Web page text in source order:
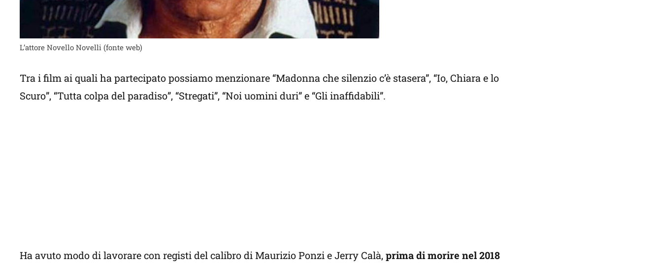
L’attore Novello Novelli (fonte web)
Tra i film ai quali ha partecipato possiamo menzionare “Madonna che silenzio c’è stasera”, “Io, Chiara e lo
Scuro”, “Tutta colpa del paradiso”, “Stregati”, “Noi uomini duri” e “Gli inaffidabili”.
Ha avuto modo di lavorare con registi del calibro di Maurizio Ponzi e Jerry Calà, prima di morire nel 2018